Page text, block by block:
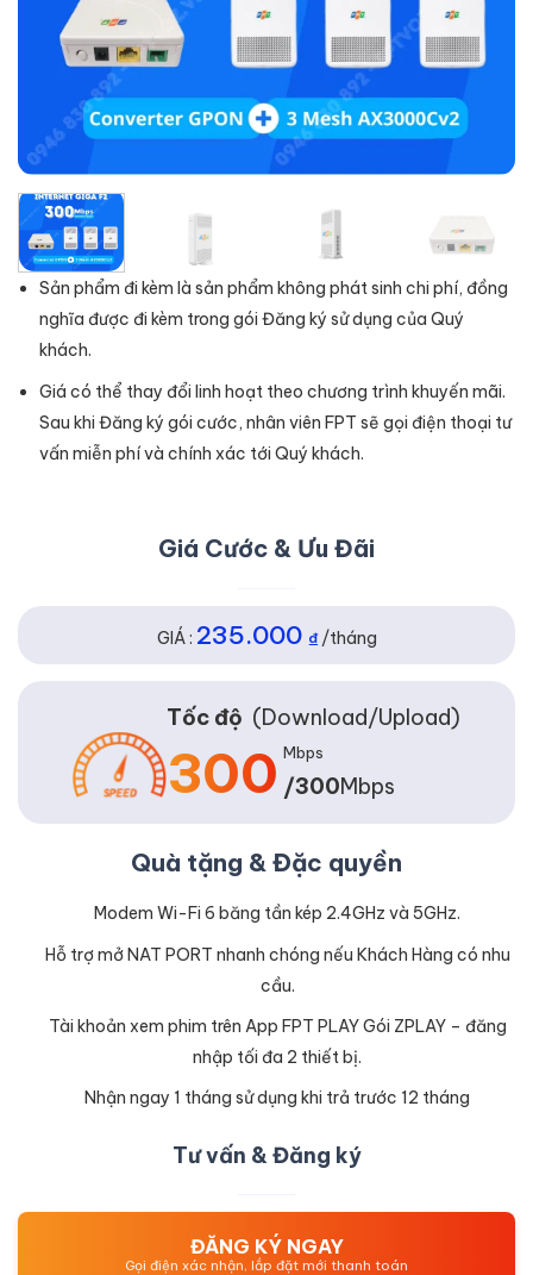
Sản phẩm đi kèm là sản phẩm không phát sinh chi phí, đồng
nghĩa được đi kèm trong gói Đăng ký sử dụng của Quý
khách.
Giá có thể thay đổi linh hoạt theo chương trình khuyến mãi.
Sau khi Đăng ký gói cước, nhân viên FPT sẽ gọi điện thoại tư
vấn miễn phí và chính xác tới Quý khách.
Giá Cước & Ưu Đãi
GIÁ : 235.000 ₫/tháng
Tốc độ (Download/Upload)
300 Mbps
/300Mbps
Quà tặng & Đặc quyền
Modem Wi-Fi 6 băng tần kép 2.4GHz và 5GHz.
Hỗ trợ mở NAT PORT nhanh chóng nếu Khách Hàng có nhu
cầu.
Tài khoản xem phim trên App FPT PLAY Gói ZPLAY – đăng
nhập tối đa 2 thiết bị.
Nhận ngay 1 tháng sử dụng khi trả trước 12 tháng
Tư vấn & Đăng ký
ĐĂNG KÝ NGAY
Gọi điện xác nhận, lắp đặt mới thanh toán